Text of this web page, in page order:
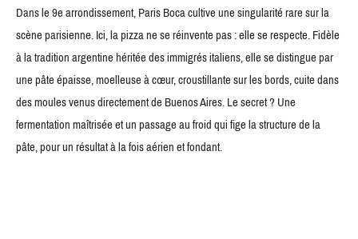
Dans le 9e arrondissement, Paris Boca cultive une singularité rare sur la
scène parisienne. Ici, la pizza ne se réinvente pas : elle se respecte. Fidèle
à la tradition argentine héritée des immigrés italiens, elle se distingue par
une pâte épaisse, moelleuse à cœur, croustillante sur les bords, cuite dans
des moules venus directement de Buenos Aires. Le secret ? Une
fermentation maîtrisée et un passage au froid qui fige la structure de la
pâte, pour un résultat à la fois aérien et fondant.